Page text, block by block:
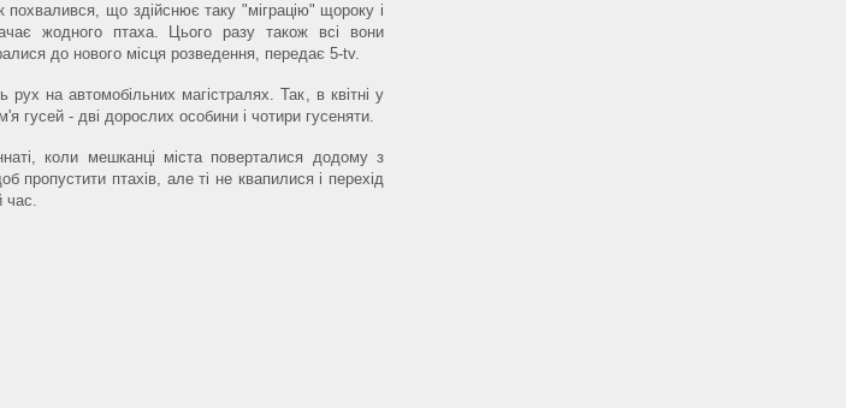
похвалився, що здійснює таку "міграцію" щороку і
жодного птаха. Цього разу також всі вони
до нового місця розведення, передає 5-tv.
на автомобільних магістралях. Так, в квітні у
гусей - дві дорослих особини і чотири гусеняти.
коли мешканці міста поверталися додому з
птахів, але ті не квапилися і перехід
час.